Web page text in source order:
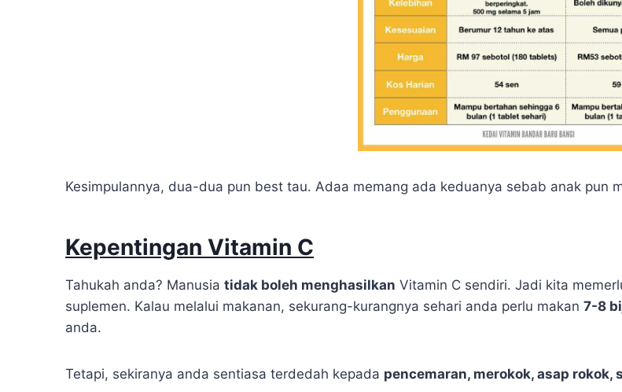
Kesimpulannya, dua-dua pun best tau. Adaa memang ada keduanya sebab anak pun
Kepentingan Vitamin C
Tahukah anda? Manusia tidak boleh menghasilkan Vitamin C sendiri. Jadi kita
suplemen. Kalau melalui makanan, sekurang-kurangnya sehari anda perlu makan 7-8
anda.
Tetapi, sekiranya anda sentiasa terdedah kepada pencemaran, merokok, asap rokok,